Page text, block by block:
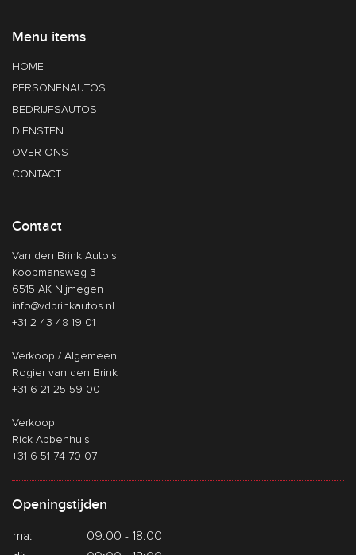
Menu items
HOME
PERSONENAUTOS
BEDRIJFSAUTOS
DIENSTEN
OVER ONS
CONTACT
Contact
Van den Brink Auto's
Koopmansweg 3
6515 AK Nijmegen
info@vdbrinkautos.nl
+31 2 43 48 19 01
Verkoop / Algemeen
Rogier van den Brink
+31 6 21 25 59 00
Verkoop
Rick Abbenhuis
+31 6 51 74 70 07
Openingstijden
ma:
09:00 - 18:00